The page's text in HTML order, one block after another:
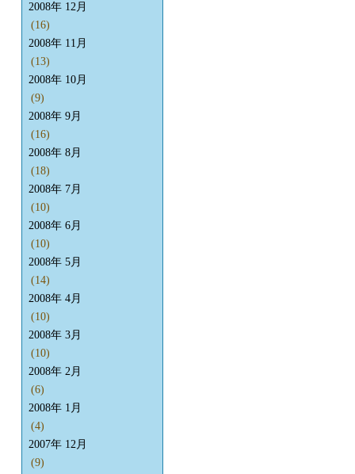
2008年 12月
(16)
2008年 11月
(13)
2008年 10月
(9)
2008年 9月
(16)
2008年 8月
(18)
2008年 7月
(10)
2008年 6月
(10)
2008年 5月
(14)
2008年 4月
(10)
2008年 3月
(10)
2008年 2月
(6)
2008年 1月
(4)
2007年 12月
(9)